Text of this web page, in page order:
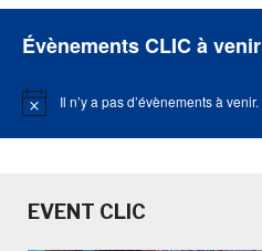
Évènements CLIC à venir
Notice Il n’y a pas d’évènements à venir.
EVENT CLIC